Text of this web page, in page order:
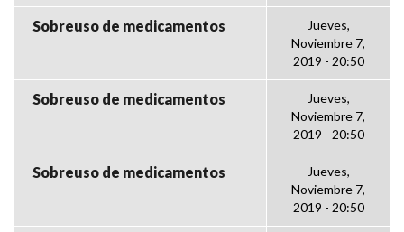
Sobreuso de medicamentos
Jueves,
Noviembre 7,
2019 - 20:50
Sobreuso de medicamentos
Jueves,
Noviembre 7,
2019 - 20:50
Sobreuso de medicamentos
Jueves,
Noviembre 7,
2019 - 20:50